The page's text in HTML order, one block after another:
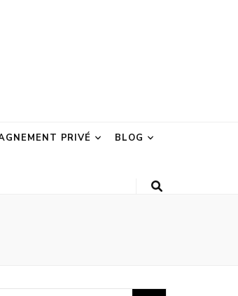
PRIVÉ
BLOG